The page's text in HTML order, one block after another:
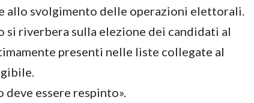
allo svolgimento delle operazioni elettorali.
si riverbera sulla elezione dei candidati al
presenti nelle liste collegate al
deve essere respinto».